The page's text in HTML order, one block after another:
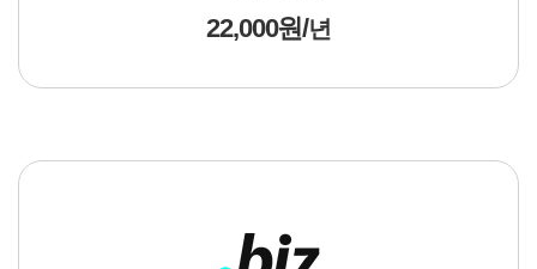
22,000원 /년